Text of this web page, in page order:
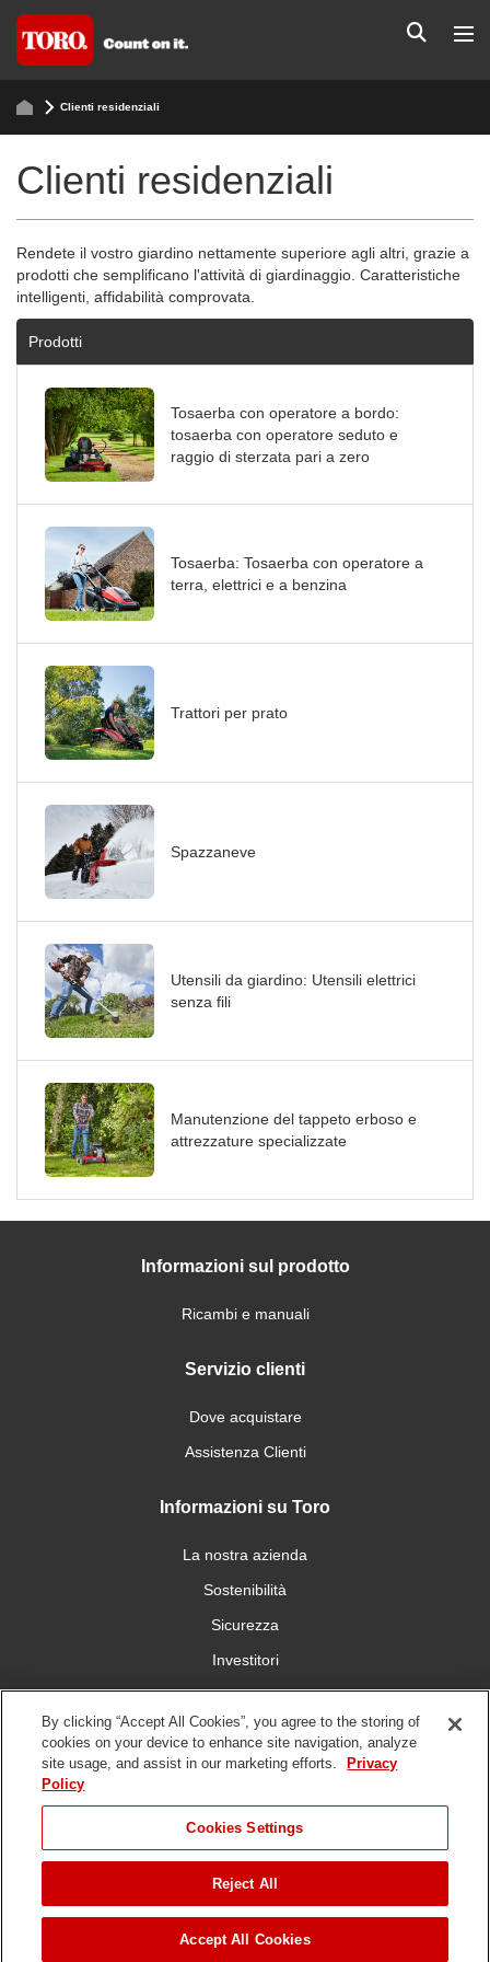
Clienti residenziali
Clienti residenziali
Rendete il vostro giardino nettamente superiore agli altri, grazie a
prodotti che semplificano l'attività di giardinaggio. Caratteristiche
intelligenti, affidabilità comprovata.
Prodotti
Tosaerba con operatore a bordo:
tosaerba con operatore seduto e
raggio di sterzata pari a zero
Tosaerba: Tosaerba con operatore a
terra, elettrici e a benzina
Trattori per prato
Spazzaneve
Utensili da giardino: Utensili elettrici
senza fili
Manutenzione del tappeto erboso e
attrezzature specializzate
Informazioni sul prodotto
Ricambi e manuali
Servizio clienti
Dove acquistare
Assistenza Clienti
Informazioni su Toro
La nostra azienda
Sostenibilità
Sicurezza
Investitori
Carriera
Connettiti con noi
d'uso
Informativa sulla
privacy
DMCA/Politica sui diritti
d'autore
2026 The Toro Company. Tutti i diritti riservati.
By clicking “Accept All Cookies”, you agree to the storing of
cookies on your device to enhance site navigation, analyze
site usage, and assist in our marketing efforts.
Privacy
Policy
Cookies Settings
Reject All
Accept All Cookies